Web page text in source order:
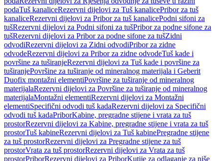
podaTuš kanaliceRezervni dijelovi za Tuš kanalicePribor za tuš
kanaliceRezervni dijelovi za Pribor za tuš kanalicePodni sifoni za
tušRezervni dijelovi za Podni sifoni za tušPribor za podne sifone za
tušRezervni dijelovi za Pribor za podne sifone za tušZidni
odvodiRezervni dijelovi za Zidni odvodiPribor za zidne
odvodeRezervni dijelovi za Pribor za zidne odvodeTuš kade i
površine za tuširanjeRezervni dijelovi za Tuš kade i površine za
tuširanjePovršine za tuširanje od mineralnog materijala i Geberit
Duofix montažni elementiPovršine za tuširanje od mineralnog
materijalaRezervni dijelovi za Površine za tuširanje od mineralnog
materijalaMontažni elementiRezervni dijelovi za Montažni
elementiSpecifični odvodi tuš kadaRezervni dijelovi za Specifični
odvodi tuš kadaPriborKabine, pregradne stijene i vrata za tuš
prostorRezervni dijelovi za Kabine, pregradne stijene i vrata za tuš
prostorTuš kabineRezervni dijelovi za Tuš kabinePregradne stijene
za tuš prostorRezervni dijelovi za Pregradne stijene za tuš
prostorVrata za tuš prostorRezervni dijelovi za Vrata za tuš
prostorPriborRezervni dijelovi za PriborKutije za odlaganje za niše